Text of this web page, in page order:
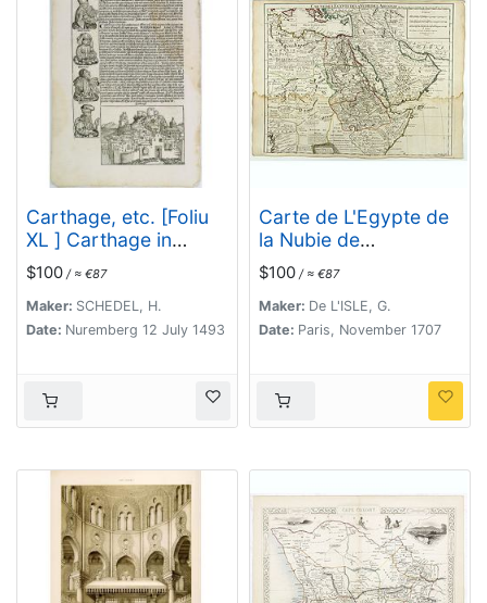
Carthage, etc. [Foliu
XL ] Carthage in
Tunisia
$100 / ≈ €87
Maker: SCHEDEL, H.
Date: Nuremberg 12 July 1493
Carte de L'Egypte de
la Nubie de
L'Abissinie..
$100 / ≈ €87
Maker: De L'ISLE, G.
Date: Paris, November 1707